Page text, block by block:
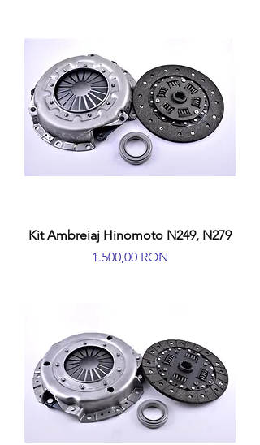
Kit Ambreiaj Hinomoto N249, N279
Preț
1.500,00 RON